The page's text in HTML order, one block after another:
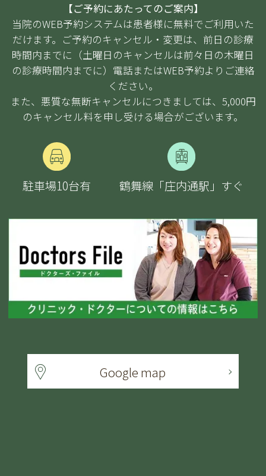
【ご予約にあたってのご案内】
当院のWEB予約システムは患者様に無料でご利用いた
だけます。ご予約のキャンセル・変更は、前日の診療
時間内までに（土曜日のキャンセルは前々日の木曜日
の診療時間内までに）電話またはWEB予約よりご連絡
ください。
また、悪質な無断キャンセルにつきましては、5,000円
のキャンセル料を申し受ける場合がございます。
駐車場10台有 鶴舞線「庄内通駅」すぐ
Google map